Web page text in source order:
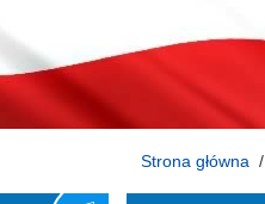
Strona główna